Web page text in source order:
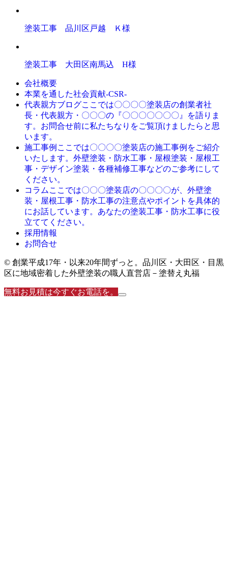
塗装工事 品川区戸越 Ｋ様
塗装工事 大田区南馬込 H様
会社概要
本業を通した社会貢献-CSR-
代表親方ブログここでは〇〇〇〇塗装店の創業者社
長・代表親方・〇〇〇の『〇〇〇〇〇〇〇』を語りま
す。お問合せ前に私たちなりをご覧頂けましたらと思
います。
施工事例 ここでは〇〇〇〇塗装店の施工事例をご紹介
いたします。外壁塗装・防水工事・屋根塗装・屋根工
事・デザイン塗装・各種補修工事などのご参考にして
ください。
コラム ここでは〇〇〇塗装店の〇〇〇〇が、外壁塗
装・屋根工事・防水工事の注意点やポイントを具体的
にお話しています。あなたの塗装工事・防水工事に役
立ててください。
採用情報
お問合せ
© 創業平成17年・以来20年間ずっと。品川区・大田区・目黒
区に地域密着した外壁塗装の職人直営店－塗替え丸福
無料お見積は今すぐお電話を。